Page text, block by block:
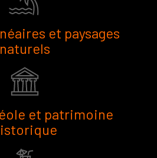
et paysages
naturels
et patrimoine